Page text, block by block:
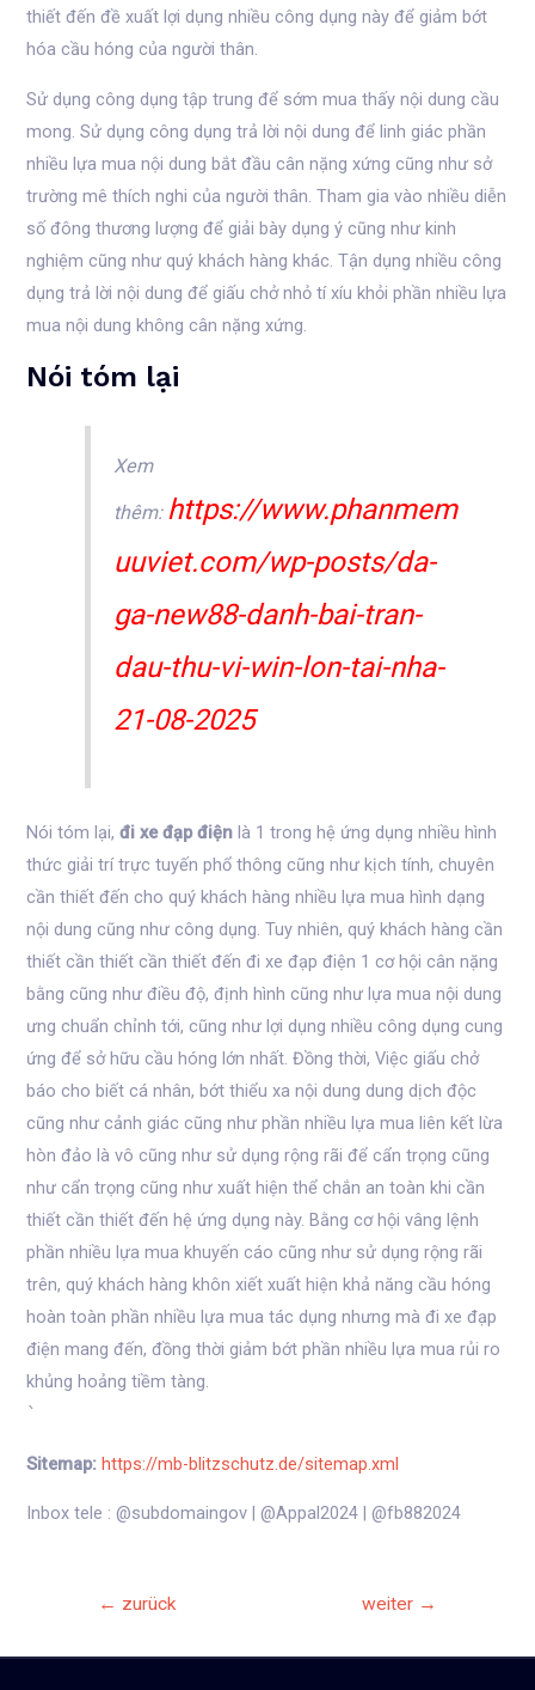
thiết đến đề xuất lợi dụng nhiều công dụng này để giảm bớt
hóa cầu hóng của người thân.
Sử dụng công dụng tập trung để sớm mua thấy nội dung cầu
mong. Sử dụng công dụng trả lời nội dung để linh giác phần
nhiều lựa mua nội dung bắt đầu cân nặng xứng cũng như sở
trường mê thích nghi của người thân. Tham gia vào nhiều diễn
số đông thương lượng để giải bày dụng ý cũng như kinh
nghiệm cũng như quý khách hàng khác. Tận dụng nhiều công
dụng trả lời nội dung để giấu chở nhỏ tí xíu khỏi phần nhiều lựa
mua nội dung không cân nặng xứng.
Nói tóm lại
Xem
thêm: https://www.phanmem
uuviet.com/wp-posts/da-
ga-new88-danh-bai-tran-
dau-thu-vi-win-lon-tai-nha-
21-08-2025
Nói tóm lại,đi xe đạp điện là 1 trong hệ ứng dụng nhiều hình
thức giải trí trực tuyến phổ thông cũng như kịch tính, chuyên
cần thiết đến cho quý khách hàng nhiều lựa mua hình dạng
nội dung cũng như công dụng. Tuy nhiên, quý khách hàng cần
thiết cần thiết cần thiết đến đi xe đạp điện 1 cơ hội cân nặng
bằng cũng như điều độ, định hình cũng như lựa mua nội dung
ưng chuẩn chỉnh tới, cũng như lợi dụng nhiều công dụng cung
ứng để sở hữu cầu hóng lớn nhất. Đồng thời, Việc giấu chở
báo cho biết cá nhân, bớt thiểu xa nội dung dung dịch độc
cũng như cảnh giác cũng như phần nhiều lựa mua liên kết lừa
hòn đảo là vô cũng như sử dụng rộng rãi để cẩn trọng cũng
như cẩn trọng cũng như xuất hiện thể chắn an toàn khi cần
thiết cần thiết đến hệ ứng dụng này. Bằng cơ hội vâng lệnh
phần nhiều lựa mua khuyến cáo cũng như sử dụng rộng rãi
trên, quý khách hàng khôn xiết xuất hiện khả năng cầu hóng
hoàn toàn phần nhiều lựa mua tác dụng nhưng mà đi xe đạp
điện mang đến, đồng thời giảm bớt phần nhiều lựa mua rủi ro
khủng hoảng tiềm tàng.
`
Sitemap: https://mb-blitzschutz.de/sitemap.xml
Inbox tele : @subdomaingov | @Appal2024 | @fb882024
Beitrags-
← zurück weiter →